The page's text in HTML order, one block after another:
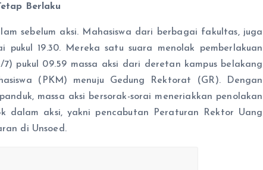
Berlaku
sebelum aksi. Mahasiswa dari berbagai fakultas, juga
19.30. Mereka satu suara menolak pemberlakuan
pukul 09.59 massa aksi dari deretan kampus belakang
(PKM) menuju Gedung Rektorat (GR). Dengan
massa aksi bersorak-sorai meneriakkan penolakan
dalam aksi, yakni pencabutan Peraturan Rektor Uang
di Unsoed.